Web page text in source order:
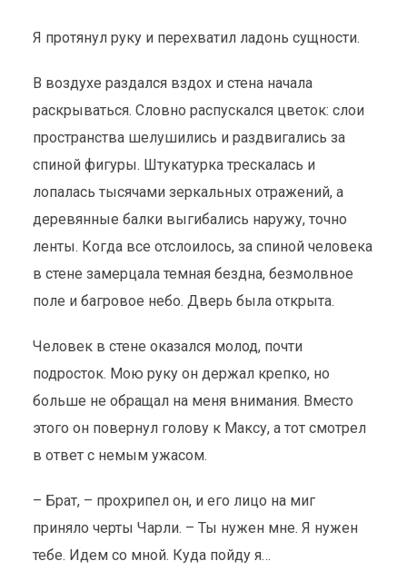
Я протянул руку и перехватил ладонь сущности.
В воздухе раздался вздох и стена начала
раскрываться. Словно распускался цветок: слои
пространства шелушились и раздвигались за
спиной фигуры. Штукатурка трескалась и
лопалась тысячами зеркальных отражений, а
деревянные балки выгибались наружу, точно
ленты. Когда все отслоилось, за спиной человека
в стене замерцала темная бездна, безмолвное
поле и багровое небо. Дверь была открыта.
Человек в стене оказался молод, почти
подросток. Мою руку он держал крепко, но
больше не обращал на меня внимания. Вместо
этого он повернул голову к Максу, а тот смотрел
в ответ с немым ужасом.
– Брат, – прохрипел он, и его лицо на миг
приняло черты Чарли. – Ты нужен мне. Я нужен
тебе. Идем со мной. Куда пойду я…